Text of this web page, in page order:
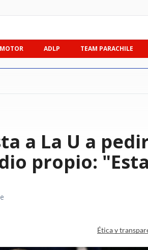
MOTOR ADLP TEAM PARACHILE
a La U a
propio:
Ética y